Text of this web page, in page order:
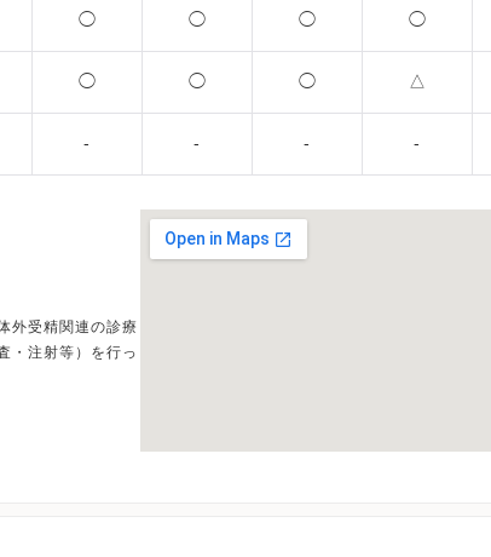
◯ ◯ ◯ ◯
◯ ◯ ◯ △
- - - -
外受精関連の診療
・注射等）を行っ